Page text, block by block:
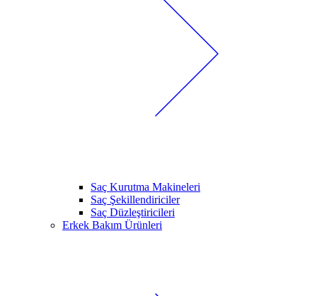
Saç Kurutma Makineleri
Saç Şekillendiriciler
Saç Düzleştiricileri
Erkek Bakım Ürünleri